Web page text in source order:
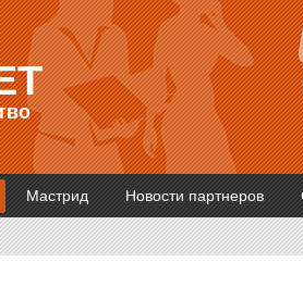
Мастрид Новости партнеров